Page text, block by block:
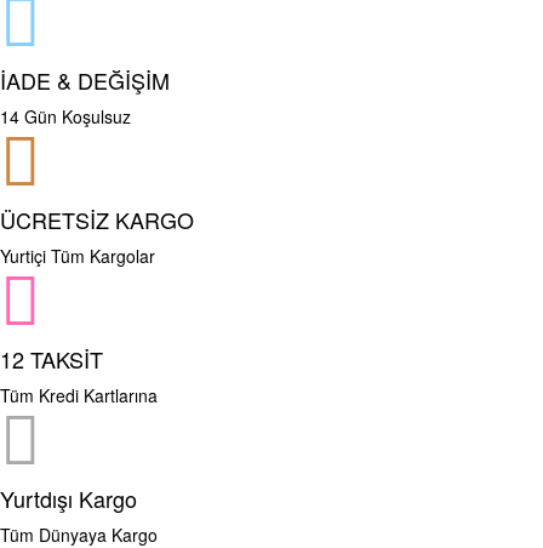
İADE & DEĞİŞİM
14 Gün Koşulsuz
ÜCRETSİZ KARGO
Yurtiçi Tüm Kargolar
12 TAKSİT
Tüm Kredi Kartlarına
Yurtdışı Kargo
Tüm Dünyaya Kargo